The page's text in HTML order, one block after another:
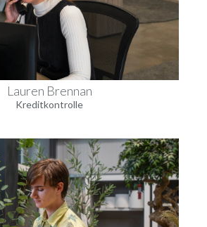
Lauren Brennan
Kreditkontrolle